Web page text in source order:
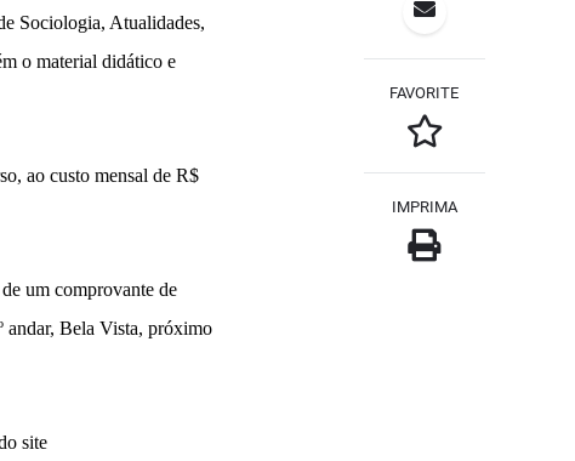
Sociologia, Atualidades,
o material didático e
ao custo mensal de R$
um comprovante de
andar, Bela Vista, próximo
site
FAVORITE
IMPRIMA